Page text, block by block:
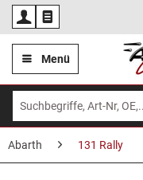
Menü
Abarth 131 Rally